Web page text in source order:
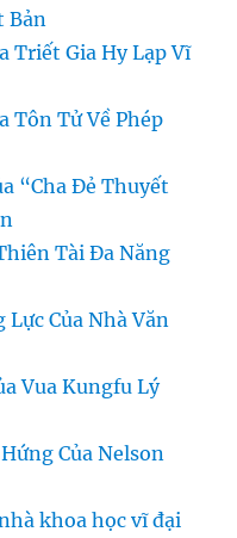
Bản
Triết Gia Hy Lạp Vĩ
Tôn Tử Về Phép
“Cha Đẻ Thuyết
Tài Đa Năng
Lực Của Nhà Văn
Vua Kungfu Lý
Của Nelson
khoa học vĩ đại